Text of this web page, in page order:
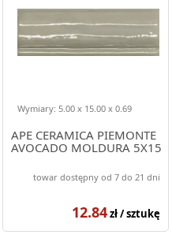
APE CERAMICA PIEMONTE
AVOCADO MOLDURA 5X15
Wymiary: 5.00 x 15.00 x 0.69
towar dostępny od 7 do 21 dni
12.84zł / sztukę